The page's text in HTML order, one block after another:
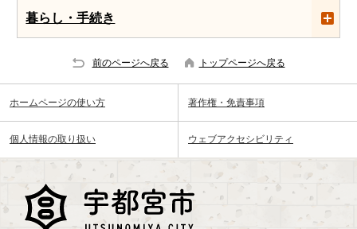
暮らし・手続き
前のページへ戻る トップページへ戻る
ホームページの使い方 著作権・免責事項
個人情報の取り扱い ウェブアクセシビリティ